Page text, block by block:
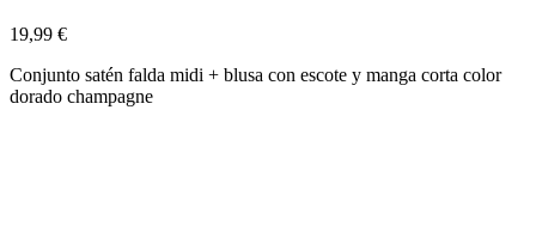
19,99 €
Conjunto satén falda midi + blusa con escote y manga corta color
dorado champagne